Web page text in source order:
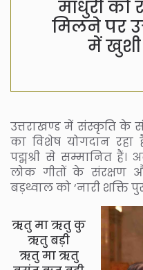
माधुरी को
मिलने पर
में
उत्तराखण्ड में संस्कृति के
का विशेष योगदान रहा
पद्मश्री से सम्मानित हैं।
लोक गीतों के संरक्षण
बड़थ्वाल को ‘नारी शक्ति
ऋतु मा ऋतु कु
ऋतु बड़ी
ऋतु मा ऋतु